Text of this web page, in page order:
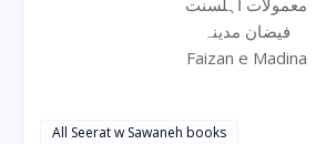
Faizan e Madina
All Seerat w Sawaneh books